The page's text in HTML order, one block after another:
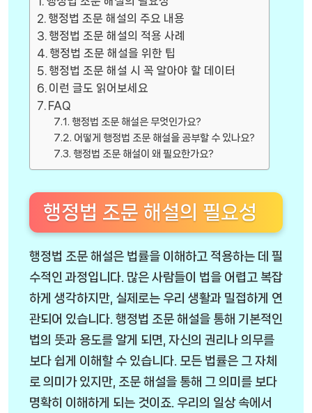
행정법 조문 해설의 주요 내용
행정법 조문 해설의 적용 사례
행정법 조문 해설을 위한 팁
행정법 조문 해설 시 꼭 알아야 할 데이터
이런 글도 읽어보세요
FAQ
행정법 조문 해설은 무엇인가요?
어떻게 행정법 조문 해설을 공부할 수 있나요?
행정법 조문 해설이 왜 필요한가요?
행정법 조문 해설의 필요성
행정법 조문 해설은 법률을 이해하고 적용하는 데 필
수적인 과정입니다. 많은 사람들이 법을 어렵고 복잡
하게 생각하지만, 실제로는 우리 생활과 밀접하게 연
관되어 있습니다. 행정법 조문 해설을 통해 기본적인
법의 뜻과 용도를 알게 되면, 자신의 권리나 의무를
보다 쉽게 이해할 수 있습니다. 모든 법률은 그 자체
로 의미가 있지만, 조문 해설을 통해 그 의미를 보다
명확히 이해하게 되는 것이죠. 우리의 일상 속에서